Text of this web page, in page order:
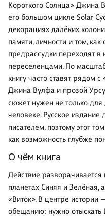
Короткого Солнца» Джина
его большом цикле Solar
декорациях далёких
памяти, личности и том,
предрассудки переходят
переселенцами. По
книгу часто ставят рядом
Джина Вулфа и прозой
сюжет нужен не только для
человеке. Русское издание
писателем, поэтому этот
как возможность глубже
О чём книга
Действие
планетах Синяя и Зелёная,
«Виток». В центре
обещанию: нужно отыскать